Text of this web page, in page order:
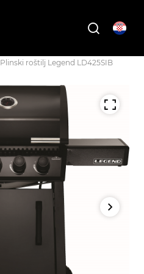
Plinski roštilj Legend LD425SIB